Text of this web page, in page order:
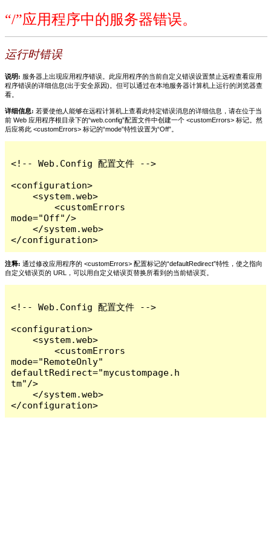
“/”应用程序中的服务器错误。
运行时错误
说明: 服务器上出现应用程序错误。此应用程序的当前自定义错误设置禁止远程查看应用
程序错误的详细信息(出于安全原因)。但可以通过在本地服务器计算机上运行的浏览器查
看。
详细信息: 若要使他人能够在远程计算机上查看此特定错误消息的详细信息，请在位于当
前 Web 应用程序根目录下的“web.config”配置文件中创建一个 <customErrors> 标记。然
后应将此 <customErrors> 标记的“mode”特性设置为“Off”。
<!-- Web.Config 配置文件 -->
<configuration>
    <system.web>
        <customErrors
mode="Off"/>
    </system.web>
</configuration>
注释: 通过修改应用程序的 <customErrors> 配置标记的“defaultRedirect”特性，使之指向
自定义错误页的 URL，可以用自定义错误页替换所看到的当前错误页。
<!-- Web.Config 配置文件 -->
<configuration>
    <system.web>
        <customErrors
mode="RemoteOnly"
defaultRedirect="mycustompage.h
tm"/>
    </system.web>
</configuration>